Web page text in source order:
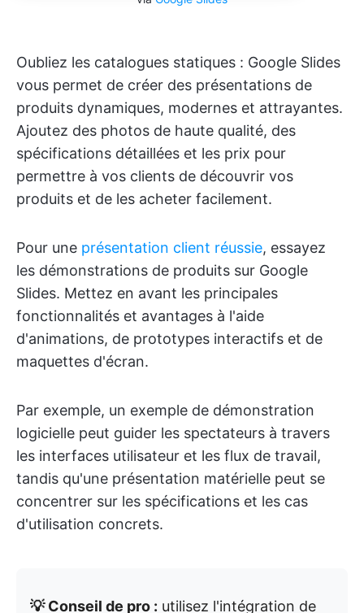
Oubliez les catalogues statiques : Google Slides
vous permet de créer des présentations de
produits dynamiques, modernes et attrayantes.
Ajoutez des photos de haute qualité, des
spécifications détaillées et les prix pour
permettre à vos clients de découvrir vos
produits et de les acheter facilement.
Pour une présentation client réussie, essayez
les démonstrations de produits sur Google
Slides. Mettez en avant les principales
fonctionnalités et avantages à l'aide
d'animations, de prototypes interactifs et de
maquettes d'écran.
Par exemple, un exemple de démonstration
logicielle peut guider les spectateurs à travers
les interfaces utilisateur et les flux de travail,
tandis qu'une présentation matérielle peut se
concentrer sur les spécifications et les cas
d'utilisation concrets.
💡 Conseil de pro : utilisez l'intégration de